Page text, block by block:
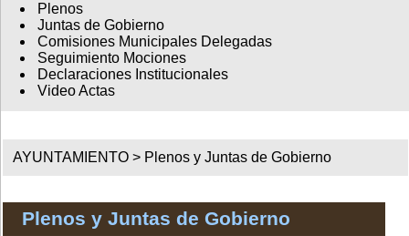
Plenos
Juntas de Gobierno
Comisiones Municipales Delegadas
Seguimiento Mociones
Declaraciones Institucionales
Video Actas
AYUNTAMIENTO > Plenos y Juntas de Gobierno
Plenos y Juntas de Gobierno